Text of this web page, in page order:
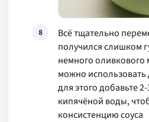
8
Всё тщательно
получился слишком
немного оливкового
можно использовать
для этого добавьте
кипячёной воды,
консистенцию соуса